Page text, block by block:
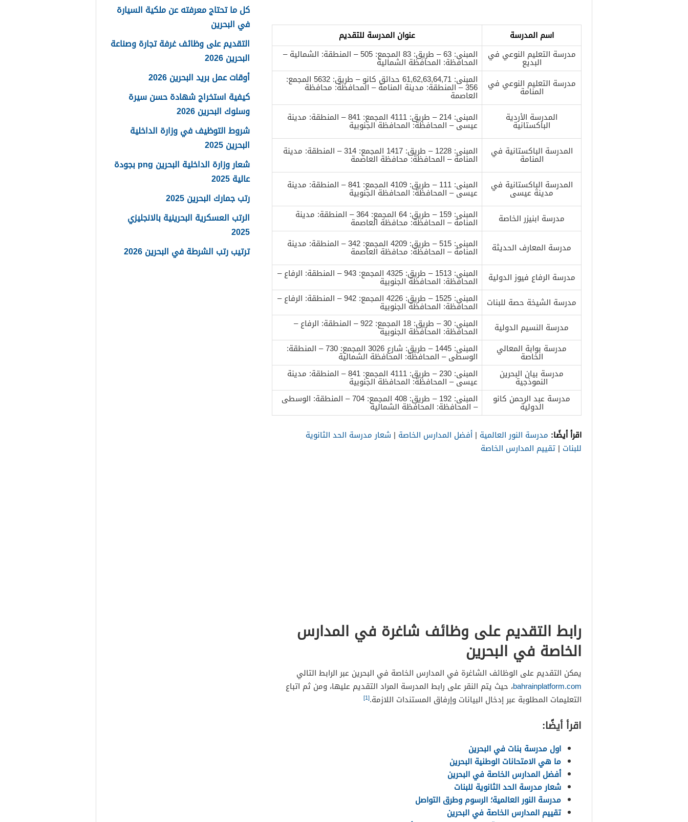
اسم المدرسة
عنوان المدرسة للتقديم
مدرسة التعليم النوعي في
البديع
المبنى: 63 – طريق: 83 المجمع: 505 – المنطقة: الشمالية –
المحافظة: المحافظة الشمالية
مدرسة التعليم النوعي في
المنامة
المبنى: 61,62,63,64,71 حدائق كانو – طريق: 5632 المجمع:
356 – المنطقة: مدينة المنامة – المحافظة: محافظة
العاصمة
المدرسة الأردية
الباكستانية
المبنى: 214 – طريق: 4111 المجمع: 841 – المنطقة: مدينة
عيسى – المحافظة: المحافظة الجنوبية
المدرسة الباكستانية في
المنامة
المبنى: 1228 – طريق: 1417 المجمع: 314 – المنطقة: مدينة
المنامة – المحافظة: محافظة العاصمة
المدرسة الباكستانية في
مدينة عيسى
المبنى: 111 – طريق: 4109 المجمع: 841 – المنطقة: مدينة
عيسى – المحافظة: المحافظة الجنوبية
مدرسة ابنيزر الخاصة
المبنى: 159 – طريق: 64 المجمع: 364 – المنطقة: مدينة
المنامة – المحافظة: محافظة العاصمة
مدرسة المعارف الحديثة
المبنى: 515 – طريق: 4209 المجمع: 342 – المنطقة: مدينة
المنامة – المحافظة: محافظة العاصمة
مدرسة الرفاع فيوز الدولية
المبنى: 1513 – طريق: 4325 المجمع: 943 – المنطقة: الرفاع –
المحافظة: المحافظة الجنوبية
مدرسة الشيخة حصة للبنات
المبنى: 1525 – طريق: 4226 المجمع: 942 – المنطقة: الرفاع –
المحافظة: المحافظة الجنوبية
مدرسة النسيم الدولية
المبنى: 30 – طريق: 18 المجمع: 922 – المنطقة: الرفاع –
المحافظة: المحافظة الجنوبية
مدرسة بوابة المعالي
الخاصة
المبنى: 1445 – طريق: شارع 3026 المجمع: 730 – المنطقة:
الوسطى – المحافظة: المحافظة الشمالية
مدرسة بيان البحرين
النموذجية
المبنى: 230 – طريق: 4111 المجمع: 841 – المنطقة: مدينة
عيسى – المحافظة: المحافظة الجنوبية
مدرسة عبد الرحمن كانو
الدولية
المبنى: 192 – طريق: 408 المجمع: 704 – المنطقة: الوسطى
– المحافظة: المحافظة الشمالية
اقرأ أيضًا: مدرسة النور العالمية | أفضل المدارس الخاصة | شعار مدرسة الحد الثانوية
للبنات | تقييم المدارس الخاصة
رابط التقديم على وظائف شاغرة في المدارس
الخاصة في البحرين
يمكن التقديم على الوظائف الشاغرة في المدارس الخاصة في البحرين عبر الرابط التالي
bahrainplatform.com، حيث يتم النقر على رابط المدرسة المراد التقديم عليها، ومن ثم اتباع
التعليمات المطلوبة عبر إدخال البيانات وإرفاق المستندات اللازمة.[1]
اقرأ أيضًا:
اول مدرسة بنات في البحرين
ما هي الامتحانات الوطنية البحرين
أفضل المدارس الخاصة في البحرين
شعار مدرسة الحد الثانوية للبنات
مدرسة النور العالمية؛ الرسوم وطرق التواصل
تقييم المدارس الخاصة في البحرين
كل ما تحتاج معرفته عن ملكية السيارة
في البحرين
التقديم على وظائف غرفة تجارة وصناعة
البحرين 2026
أوقات عمل بريد البحرين 2026
كيفية استخراج شهادة حسن سيرة
وسلوك البحرين 2026
شروط التوظيف في وزارة الداخلية
البحرين 2025
شعار وزارة الداخلية البحرين png بجودة
عالية 2025
رتب جمارك البحرين 2025
الرتب العسكرية البحرينية بالانجليزي
2025
ترتيب رتب الشرطة في البحرين 2026